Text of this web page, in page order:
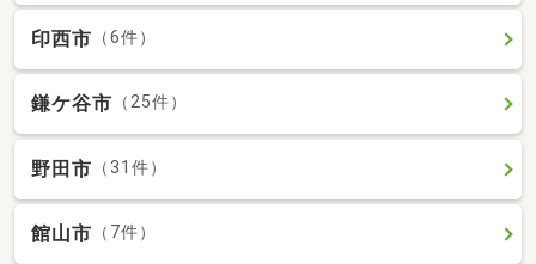
印西市 （6件）
鎌ケ谷市 （25件）
野田市 （31件）
館山市 （7件）